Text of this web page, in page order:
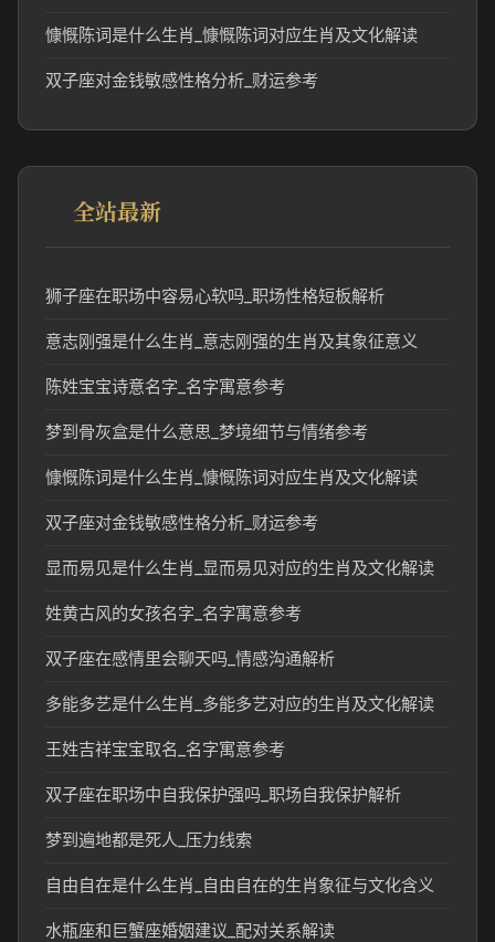
慷慨陈词是什么生肖_慷慨陈词对应生肖及文化解读
双子座对金钱敏感性格分析_财运参考
全站最新
狮子座在职场中容易心软吗_职场性格短板解析
意志刚强是什么生肖_意志刚强的生肖及其象征意义
陈姓宝宝诗意名字_名字寓意参考
梦到骨灰盒是什么意思_梦境细节与情绪参考
慷慨陈词是什么生肖_慷慨陈词对应生肖及文化解读
双子座对金钱敏感性格分析_财运参考
显而易见是什么生肖_显而易见对应的生肖及文化解读
姓黄古风的女孩名字_名字寓意参考
双子座在感情里会聊天吗_情感沟通解析
多能多艺是什么生肖_多能多艺对应的生肖及文化解读
王姓吉祥宝宝取名_名字寓意参考
双子座在职场中自我保护强吗_职场自我保护解析
梦到遍地都是死人_压力线索
自由自在是什么生肖_自由自在的生肖象征与文化含义
水瓶座和巨蟹座婚姻建议_配对关系解读